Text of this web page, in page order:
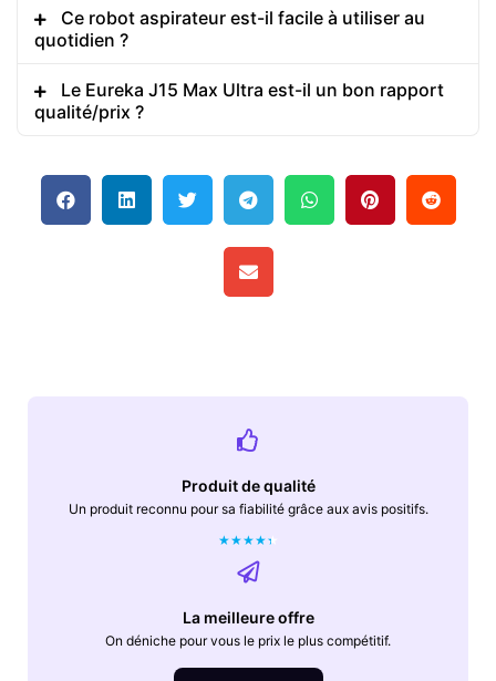
Ce robot aspirateur est-il facile à utiliser au
quotidien ?
Le Eureka J15 Max Ultra est-il un bon rapport
qualité/prix ?
Produit de qualité
Un produit reconnu pour sa fiabilité grâce aux avis positifs.
★★★★★
La meilleure offre
On déniche pour vous le prix le plus compétitif.